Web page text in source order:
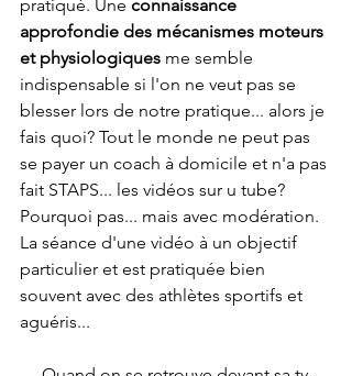
pratiqué. Une connaissance
approfondie des mécanismes moteurs
et physiologiques me semble
indispensable si l'on ne veut pas se
blesser lors de notre pratique... alors je
fais quoi? Tout le monde ne peut pas
se payer un coach à domicile et n'a pas
fait STAPS... les vidéos sur u tube?
Pourquoi pas... mais avec modération.
La séance d'une vidéo à un objectif
particulier et est pratiquée bien
souvent avec des athlètes sportifs et
aguéris...